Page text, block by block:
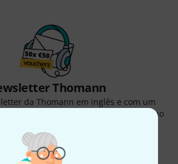
Thomann
da Thomann em inglês e com um
poderá ganhar um dos
no
inspiradoras
Insights da Thomann